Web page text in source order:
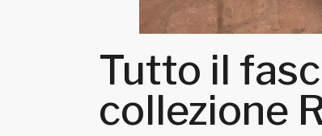
Tutto il
collezione